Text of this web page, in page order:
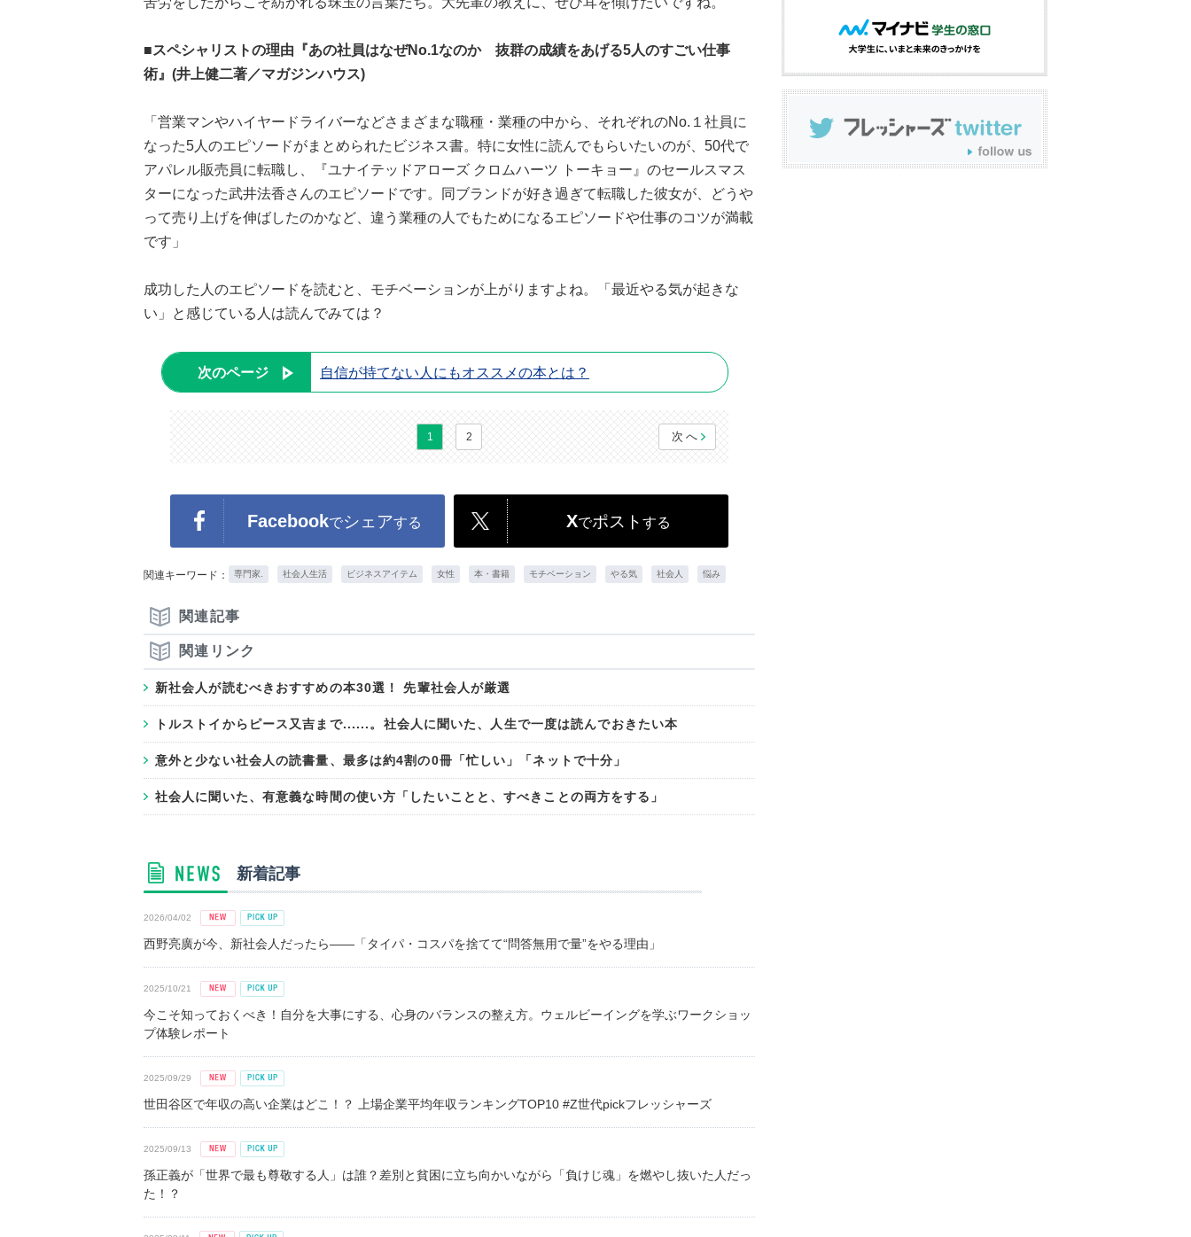
■スペシャリストの理由『あの社員はなぜNo.1なのか 抜群の成績をあげる5人のすごい仕事
術』(井上健二著／マガジンハウス)
「営業マンやハイヤードライバーなどさまざまな職種・業種の中から、それぞれのNo.１社員に
なった5人のエピソードがまとめられたビジネス書。特に女性に読んでもらいたいのが、50代で
アパレル販売員に転職し、『ユナイテッドアローズ クロムハーツ トーキョー』のセールスマス
ターになった武井法香さんのエピソードです。同ブランドが好き過ぎて転職した彼女が、どうや
って売り上げを伸ばしたのかなど、違う業種の人でもためになるエピソードや仕事のコツが満載
です」
成功した人のエピソードを読むと、モチベーションが上がりますよね。「最近やる気が起きな
い」と感じている人は読んでみては？
次のページ 自信が持てない人にもオススメの本とは？
1 2 次へ
Facebookでシェアする Xでポスト する
関連キーワード： 専門家. 社会人生活 ビジネスアイテム 女性 本・書籍 モチベーション やる気 社会人 悩み
関連記事
関連リンク
新社会人が読むべきおすすめの本30選！ 先輩社会人が厳選
トルストイからピース又吉まで......。社会人に聞いた、人生で一度は読んでおきたい本
意外と少ない社会人の読書量、最多は約4割の0冊「忙しい」「ネットで十分」
社会人に聞いた、有意義な時間の使い方「したいことと、すべきことの両方をする」
新着記事
2026/04/02
西野亮廣が今、新社会人だったら――「タイパ・コスパを捨てて“問答無用で量”をやる理由」
2025/10/21
今こそ知っておくべき！自分を大事にする、心身のバランスの整え方。ウェルビーイングを学ぶワークショッ
プ体験レポート
2025/09/29
世田谷区で年収の高い企業はどこ！？ 上場企業平均年収ランキングTOP10 #Z世代pickフレッシャーズ
2025/09/13
孫正義が「世界で最も尊敬する人」は誰？差別と貧困に立ち向かいながら「負けじ魂」を燃やし抜いた人だっ
た！？